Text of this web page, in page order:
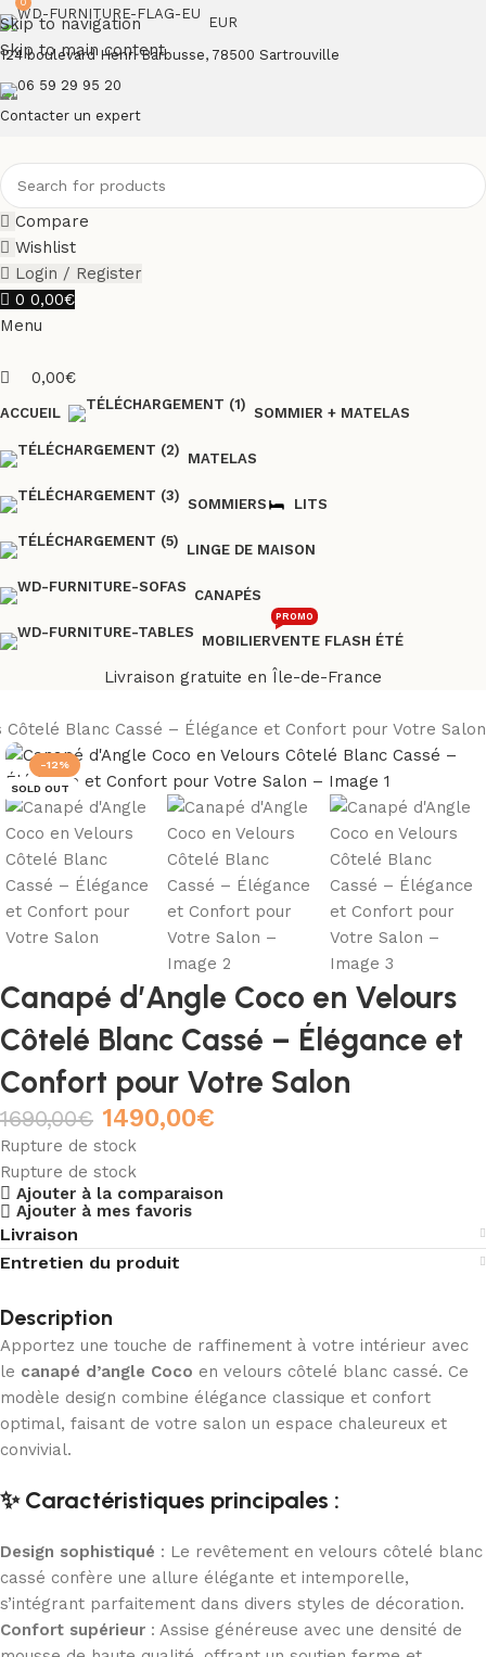
Skip to navigation
Skip to main content
EUR
124 boulevard Henri Barbusse, 78500 Sartrouville
06 59 29 95 20
Contacter un expert
Compare
Wishlist
Login / Register
0 0,00€
Menu
0
0,00€
ACCUEIL SOMMIER + MATELAS
MATELAS
SOMMIERS LITS
LINGE DE MAISON
CANAPÉS
MOBILIERVENTE FLASH ÉTÉ
PROMO
Livraison gratuite en Île-de-France
Côtelé Blanc Cassé – Élégance et Confort pour Votre Salon
-12%
SOLD OUT
Canapé d’Angle Coco en Velours
Côtelé Blanc Cassé – Élégance et
Confort pour Votre Salon
1690,00€ 1490,00€
Rupture de stock
Rupture de stock
Ajouter à la comparaison
Ajouter à mes favoris
Livraison
Entretien du produit
Description
Apportez une touche de raffinement à votre intérieur avec
le canapé d’angle Coco en velours côtelé blanc cassé. Ce
modèle design combine élégance classique et confort
optimal, faisant de votre salon un espace chaleureux et
convivial.
✨ Caractéristiques principales :
Design sophistiqué : Le revêtement en velours côtelé blanc
cassé confère une allure élégante et intemporelle,
s’intégrant parfaitement dans divers styles de décoration.
Confort supérieur : Assise généreuse avec une densité de